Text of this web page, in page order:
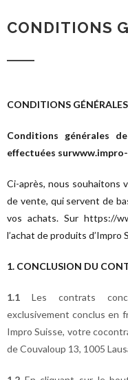
CONDITIONS
CONDITIONS
Conditions générales
effectuées sur
Ci-après, nous souhaitons
de vente, qui servent de
vos achats. Sur https://
l’achat de produits d’Impro
1. CONCLUSION DU
1.1 Les contrats
exclusivement conclus en
Impro Suisse, votre
de Couvaloup 13, 1005